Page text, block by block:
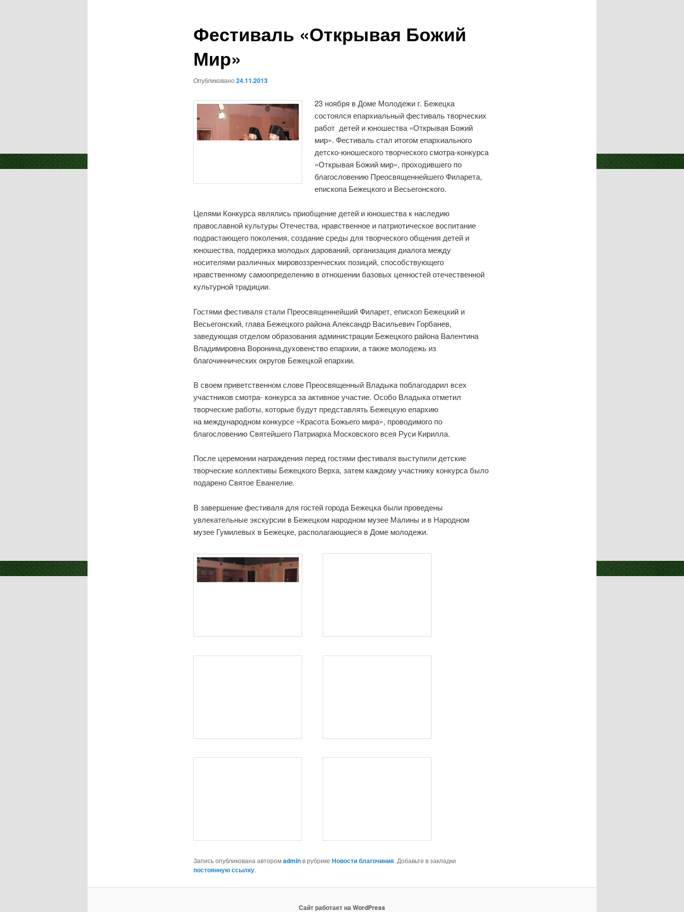
Фестиваль «Открывая Божий
Мир»
Опубликовано 24.11.2013
23 ноября в Доме Молодежи г. Бежецка
состоялся епархиальный фестиваль творческих
работ детей и юношества «Открывая Божий
мир». Фестиваль стал итогом епархиального
детско-юношеского творческого смотра-конкурса
«Открывая Божий мир», проходившего по
благословению Преосвященнейшего Филарета,
епископа Бежецкого и Весьегонского.
Целями Конкурса являлись приобщение детей и юношества к наследию
православной культуры Отечества, нравственное и патриотическое воспитание
подрастающего поколения, создание среды для творческого общения детей и
юношества, поддержка молодых дарований, организация диалога между
носителями различных мировоззренческих позиций, способствующего
нравственному самоопределению в отношении базовых ценностей отечественной
культурной традиции.
Гостями фестиваля стали Преосвященнейший Филарет, епископ Бежецкий и
Весьегонский, глава Бежецкого района Александр Васильевич Горбанев,
заведующая отделом образования администрации Бежецкого района Валентина
Владимировна Воронина,духовенство епархии, а также молодежь из
благочиннических округов Бежецкой епархии.
В своем приветственном слове Преосвященный Владыка поблагодарил всех
участников смотра- конкурса за активное участие. Особо Владыка отметил
творческие работы, которые будут представлять Бежецкую епархию
на международном конкурсе «Красота Божьего мира», проводимого по
благословению Святейшего Патриарха Московского всея Руси Кирилла.
После церемонии награждения перед гостями фестиваля выступили детские
творческие коллективы Бежецкого Верха, затем каждому участнику конкурса было
подарено Святое Евангелие.
В завершение фестиваля для гостей города Бежецка были проведены
увлекательные экскурсии в Бежецком народном музее Малины и в Народном
музее Гумилевых в Бежецке, располагающиеся в Доме молодежи.
Запись опубликована авторомadminв рубрике Новости благочиния. Добавьте в закладки
постоянную ссылку.
Сайт работает на WordPress